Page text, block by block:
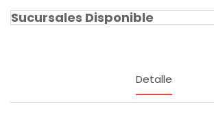
Sucursales Disponible
Detalle